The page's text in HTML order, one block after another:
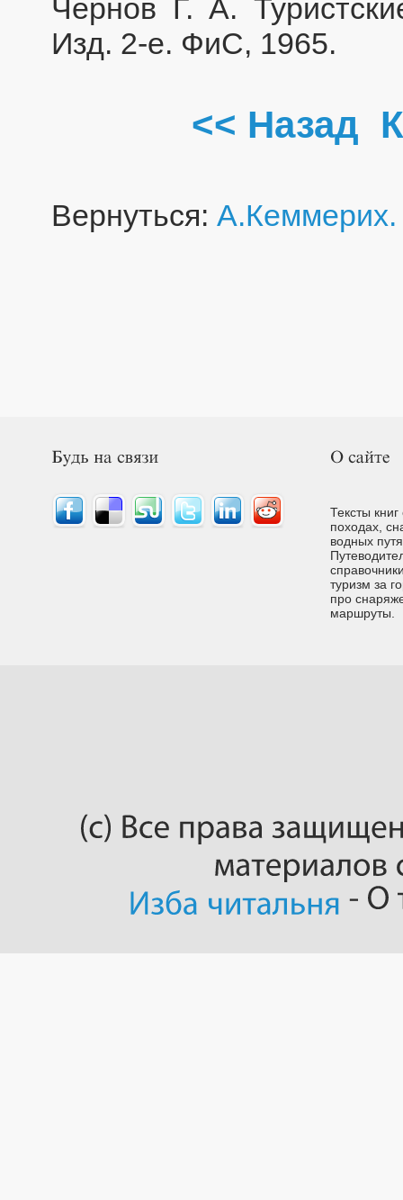
Чернов Г. А.
Изд. 2-е. ФиС, 1965.
<< Назад
Вернуться:
Тексты
походах,
водных
туризм за
про
маршруты.